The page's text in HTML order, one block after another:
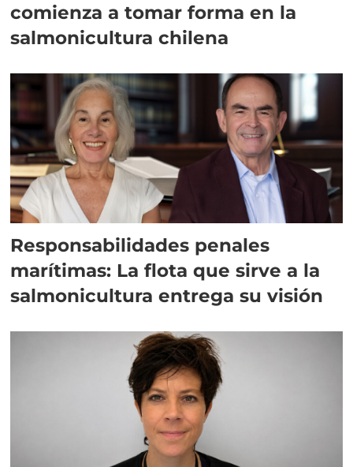
comienza a tomar forma en la
salmonicultura chilena
Responsabilidades penales
marítimas: La flota que sirve a la
salmonicultura entrega su visión